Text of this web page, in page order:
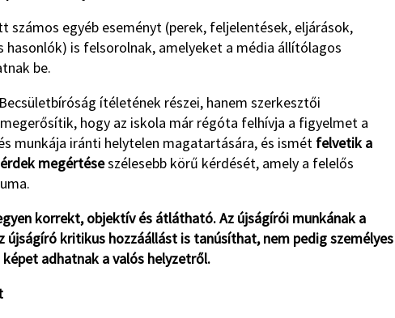
számos egyéb eseményt (perek, feljelentések, eljárások,
hasonlók) is felsorolnak, amelyeket a média állítólagos
be.
ítéletének részei, hanem szerkesztői
hogy az iskola már régóta felhívja a figyelmet a
munkája iránti helytelen magatartására, és ismét felvetik a
megértéseszélesebb körű kérdését, amely a felelős
korrekt, objektív és átlátható. Az újságírói munkának a
újságíró kritikus hozzáállást is tanúsíthat, nem pedig személyes
adhatnak a valós helyzetről.